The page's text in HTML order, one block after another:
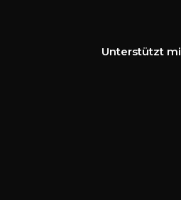
Unterstützt